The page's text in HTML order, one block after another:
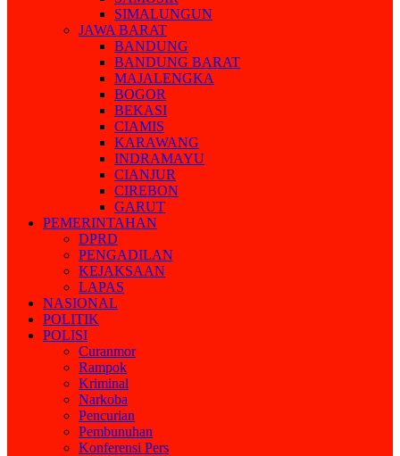
SIMALUNGUN
JAWA BARAT
BANDUNG
BANDUNG BARAT
MAJALENGKA
BOGOR
BEKASI
CIAMIS
KARAWANG
INDRAMAYU
CIANJUR
CIREBON
GARUT
PEMERINTAHAN
DPRD
PENGADILAN
KEJAKSAAN
LAPAS
NASIONAL
POLITIK
POLISI
Curanmor
Rampok
Kriminal
Narkoba
Pencurian
Pembunuhan
Konferensi Pers